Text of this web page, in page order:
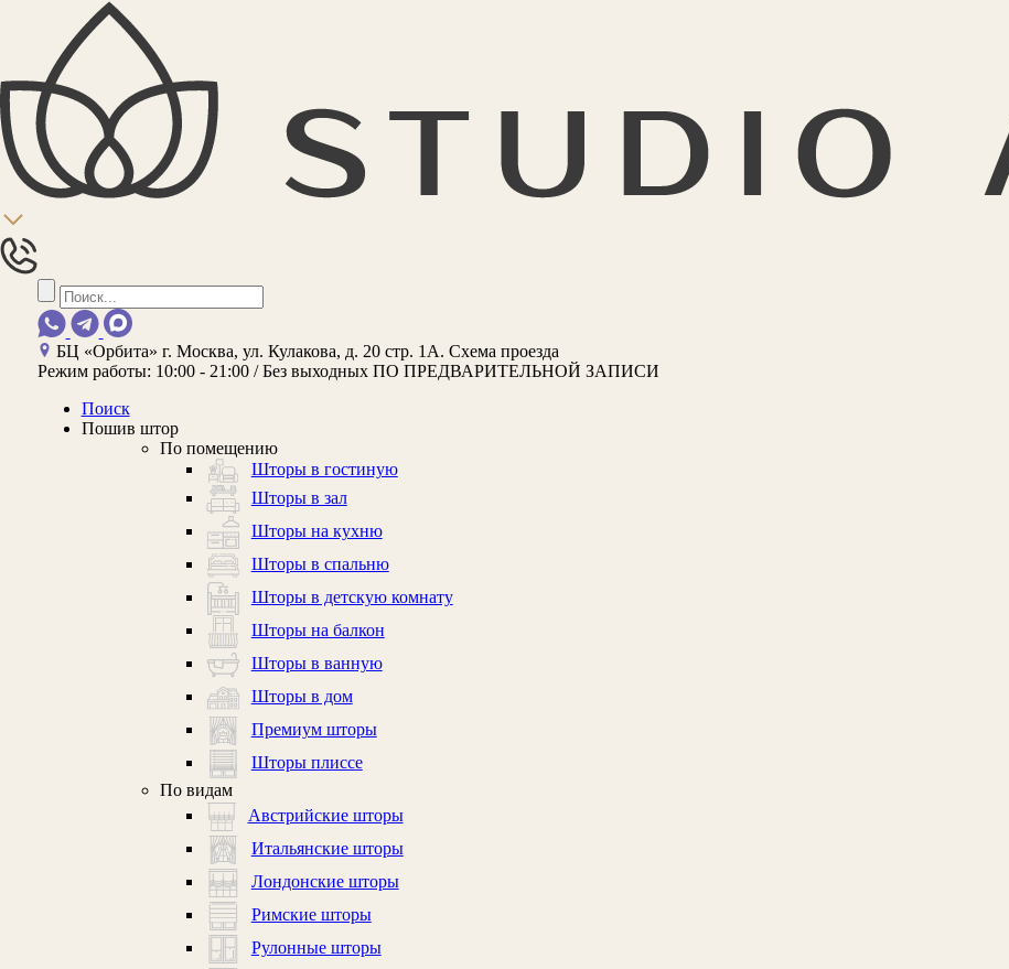
БЦ «Орбита» г. Москва, ул. Кулакова, д. 20 стр. 1А. Схема проезда
Режим работы: 10:00 - 21:00 / Без выходных ПО ПРЕДВАРИТЕЛЬНОЙ ЗАПИСИ
Поиск
Пошив штор
По помещению
Шторы в гостиную
Шторы в зал
Шторы на кухню
Шторы в спальню
Шторы в детскую комнату
Шторы на балкон
Шторы в ванную
Шторы в дом
Премиум шторы
Шторы плиссе
По видам
Австрийские шторы
Итальянские шторы
Лондонские шторы
Римские шторы
Рулонные шторы